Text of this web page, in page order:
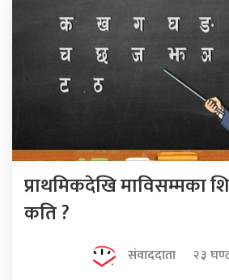
प्राथमिकदेखि माविसम्मका
कति ?
संवाददाता २३